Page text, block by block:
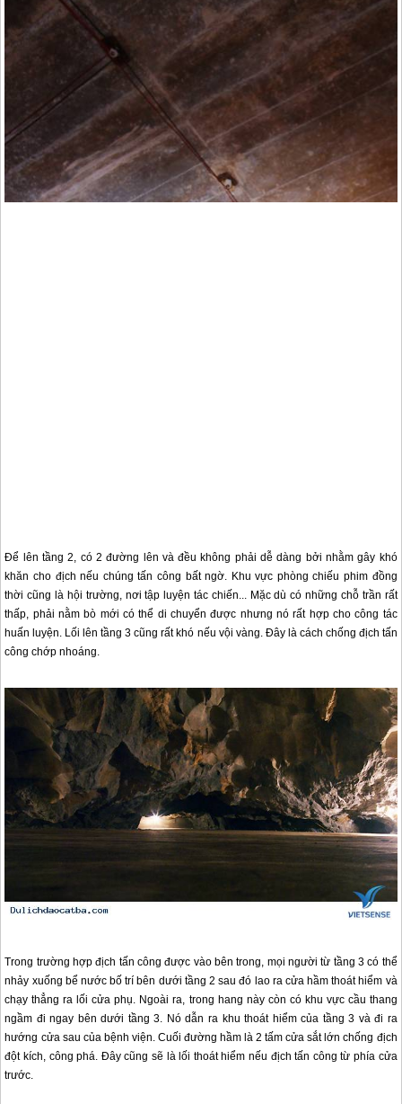
Để lên tầng 2, có 2 đường lên và đều không phải dễ dàng bởi nhằm gây khó
khăn cho địch nếu chúng tấn công bất ngờ. Khu vực phòng chiếu phim đồng
thời cũng là hội trường, nơi tập luyện tác chiến... Mặc dù có những chỗ trần rất
thấp, phải nằm bò mới có thể di chuyển được nhưng nó rất hợp cho công tác
huấn luyện. Lối lên tầng 3 cũng rất khó nếu vội vàng. Đây là cách chống địch tấn
công chớp nhoáng.
Trong trường hợp địch tấn công được vào bên trong, mọi người từ tầng 3 có thể
nhảy xuống bể nước bố trí bên dưới tầng 2 sau đó lao ra cửa hầm thoát hiểm và
chạy thẳng ra lối cửa phụ. Ngoài ra, trong hang này còn có khu vực cầu thang
ngầm đi ngay bên dưới tầng 3. Nó dẫn ra khu thoát hiểm của tầng 3 và đi ra
hướng cửa sau của bệnh viện. Cuối đường hầm là 2 tấm cửa sắt lớn chống địch
đột kích, công phá. Đây cũng sẽ là lối thoát hiểm nếu địch tấn công từ phía cửa
trước.